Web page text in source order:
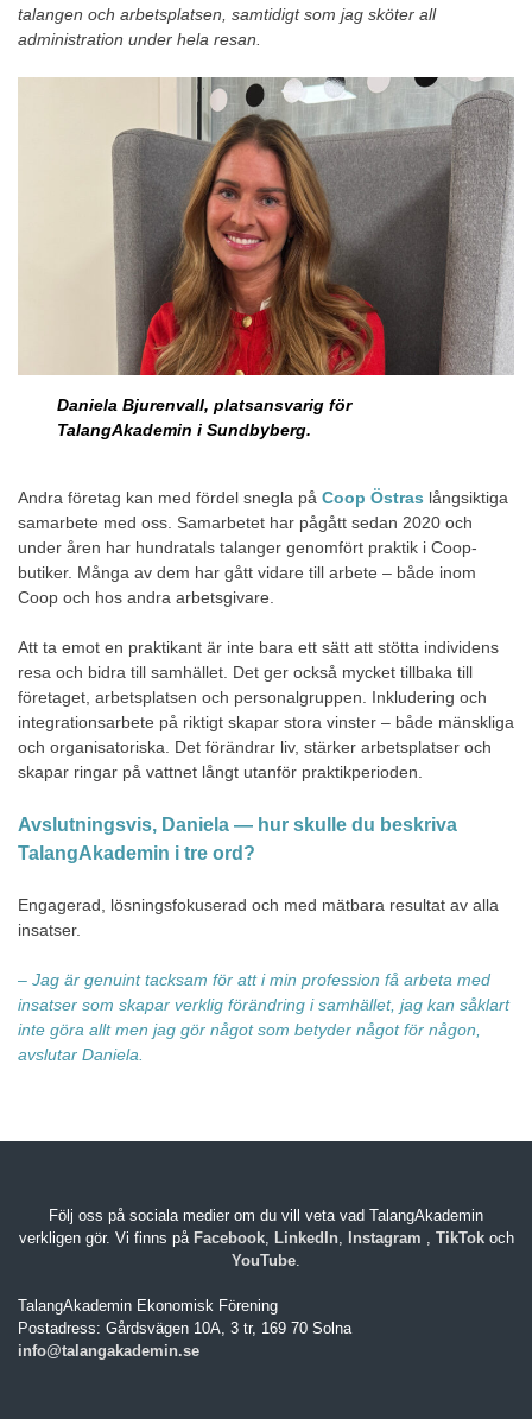
talangen och arbetsplatsen, samtidigt som jag sköter all
administration under hela resan.
Daniela Bjurenvall, platsansvarig för
TalangAkademin i Sundbyberg.
Andra företag kan med fördel snegla på Coop Östras långsiktiga
samarbete med oss. Samarbetet har pågått sedan 2020 och
under åren har hundratals talanger genomfört praktik i Coop-
butiker. Många av dem har gått vidare till arbete – både inom
Coop och hos andra arbetsgivare.
Att ta emot en praktikant är inte bara ett sätt att stötta individens
resa och bidra till samhället. Det ger också mycket tillbaka till
företaget, arbetsplatsen och personalgruppen. Inkludering och
integrationsarbete på riktigt skapar stora vinster – både mänskliga
och organisatoriska. Det förändrar liv, stärker arbetsplatser och
skapar ringar på vattnet långt utanför praktikperioden.
Avslutningsvis, Daniela — hur skulle du beskriva
TalangAkademin i tre ord?
Engagerad, lösningsfokuserad och med mätbara resultat av alla
insatser.
– Jag är genuint tacksam för att i min profession få arbeta med
insatser som skapar verklig förändring i samhället, jag kan såklart
inte göra allt men jag gör något som betyder något för någon,
avslutar Daniela.
Följ oss på sociala medier om du vill veta vad TalangAkademin
verkligen gör. Vi finns på Facebook, LinkedIn, Instagram TikTokoch
YouTube
TalangAkademin Ekonomisk Förening
Postadress: Gårdsvägen 10A, 3 tr, 169 70 Solna
info@talangakademin.se